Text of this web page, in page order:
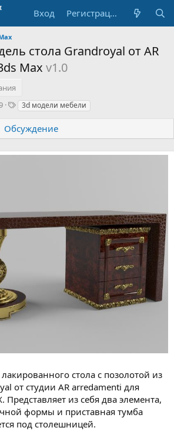
Вход Регистрация
стола Grandroyal от AR
Max v1.0
Т
г
и
3d модели мебели
Обсуждение
стола с позолотой из
от студии AR arredamenti для
из себя два элемента,
формы и приставная тумба
под столешницей.